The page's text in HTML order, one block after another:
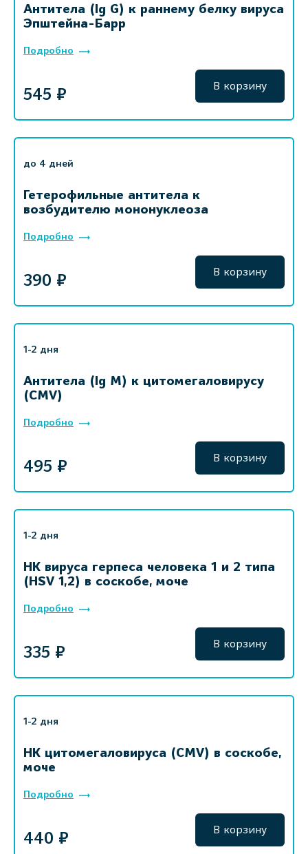
Антитела (Ig G) к раннему белку вируса
Эпштейна-Барр
Подробно
545 ₽ В корзину
до 4 дней
Гетерофильные антитела к
возбудителю мононуклеоза
Подробно
390 ₽ В корзину
1-2 дня
Антитела (Ig M) к цитомегаловирусу
(CMV)
Подробно
495 ₽ В корзину
1-2 дня
НК вируса герпеса человека 1 и 2 типа
(HSV 1,2) в соскобе, моче
Подробно
335 ₽ В корзину
1-2 дня
НК цитомегаловируса (CMV) в соскобе,
моче
Подробно
440 ₽ В корзину